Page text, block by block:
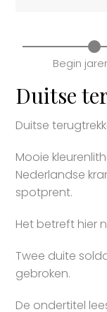
Begin
Duitse
Duitse
Mooie
Nederlandse
spotprent.
Het betreft hier
Twee duite
gebroken.
De ondertitel